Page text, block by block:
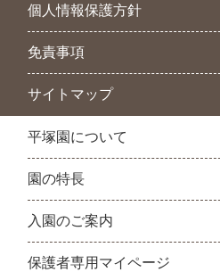
個人情報保護方針
免責事項
サイトマップ
平塚園について
園の特長
入園のご案内
保護者専用マイページ